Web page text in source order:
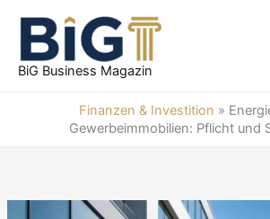
Inhalt
springen
BiG Business Magazin
Finanzen & Investition »
Gewerbeimmobilien: Pflicht und